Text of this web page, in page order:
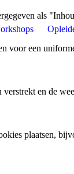
als
voor een
en de
plaatsen,